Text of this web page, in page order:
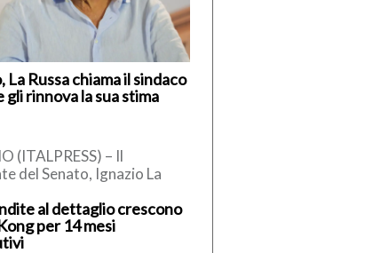
La Russa chiama il sindaco
gli rinnova la sua stima
(ITALPRESS) – Il
del Senato, Ignazio La
ha telefonato al sindaco
[…]
al dettaglio crescono
per 14 mesi